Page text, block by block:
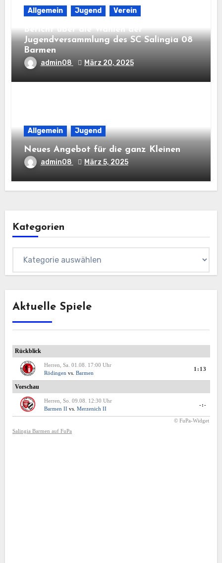
Allgemein Jugend Verein
Bericht über die Wahlen der
Jugendversammlung des SC Salingia 08
Barmen
admin08 März 20, 2025
Allgemein Jugend
Neues Angebot für die ganz Kleinen
admin08 März 5, 2025
Kategorien
Aktuelle Spiele